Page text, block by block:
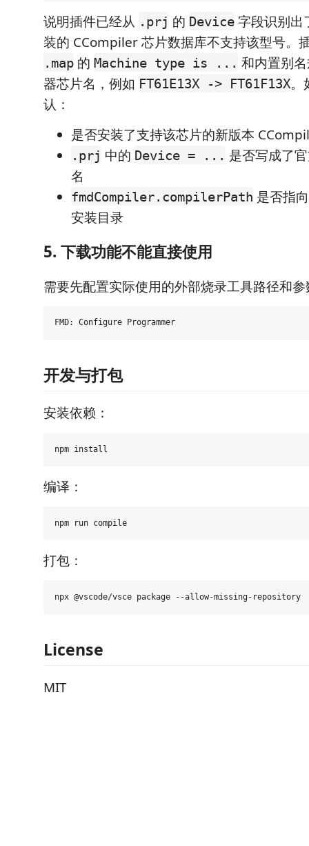
说明插件已经从 .prj 的 Device 字段识别出
装的 CCompiler 芯片数据库不支持该型号。
.map 的 Machine type is ... 和内置别
器芯片名，例如 FT61E13X -> FT61F13X。
认：
是否安装了支持该芯片的新版本
.prj 中的 Device = ... 是否写成了
名
fmdCompiler.compilerPath 是否指
安装目录
5. 下载功能不能直接使用
需要先配置实际使用的外部烧录工具路径和
开发与打包
安装依赖：
编译：
打包：
License
MIT